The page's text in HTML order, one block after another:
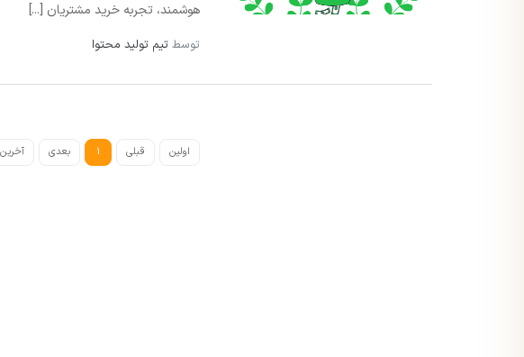
هوشمند، تجربه خرید مشتریان [...]
توسطتیم تولید محتوا
اولین قبلی 1 بعدی آخرین